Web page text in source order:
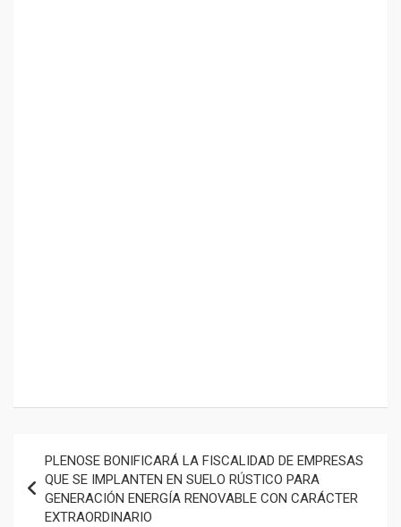
de
entradas
PLENOSE BONIFICARÁ LA FISCALIDAD DE EMPRESAS
QUE SE IMPLANTEN EN SUELO RÚSTICO PARA
GENERACIÓN ENERGÍA RENOVABLE CON CARÁCTER
EXTRAORDINARIO